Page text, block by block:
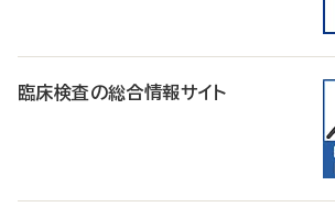
臨床検査の総合情報サイト